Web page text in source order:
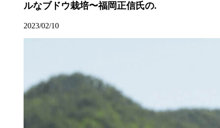
ルなブドウ栽培〜福岡正信氏の.
2023/02/10